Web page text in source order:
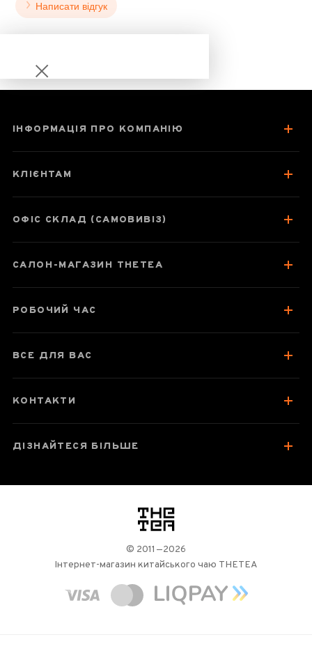
Написати відгук
Шу Пуер Чжун
Паспорт товару
ІНФОРМАЦІЯ ПРО КОМПАНІЮ
КЛІЄНТАМ
ОФІС СКЛАД (САМОВИВІЗ)
САЛОН-МАГАЗИН THETEA
РОБОЧИЙ ЧАС
ВСЕ ДЛЯ ВАС
КОНТАКТИ
ДІЗНАЙТЕСЯ БІЛЬШЕ
логотип
© 2011—2026
Інтернет-магазин китайського чаю THETEA